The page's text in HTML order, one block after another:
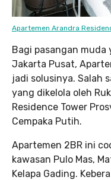
Apartemen Arandra
Bagi pasangan
Jakarta Pusat,
jadi solusinya. Salah
yang dikelola oleh
Residence Tower
Cempaka Putih.
Apartemen 2BR ini
kawasan Pulo Mas,
Kelapa Gading.